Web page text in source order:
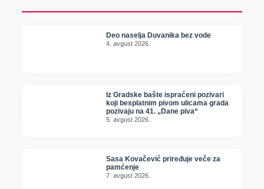
Deo naselja Duvanika bez vode
4. avgust 2026.
Iz Gradske bašte ispraćeni pozivari
koji besplatnim pivom ulicama grada
pozivaju na 41. „Dane piva“
5. avgust 2026.
Sasa Kovačević priređuje veče za
pamćenje
7. avgust 2026.